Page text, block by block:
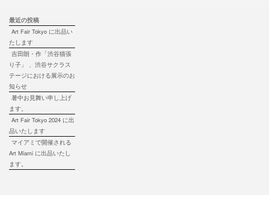
最近の投稿
Art Fair Tokyo に出品い
たします
吉田朗・作「渋谷猫張
り子」 、渋谷サクラス
テージにおける展示のお
知らせ
暑中お見舞い申し上げ
ます。
Art Fair Tokyo 2024 に出
品いたします
マイアミで開催される
Art Miami に出品いたし
ます。